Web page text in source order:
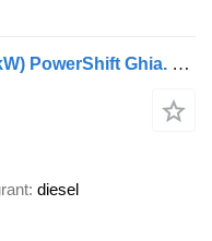
Ford Galaxy 2.0 TDCi DPF (120kW) PowerShift Ghia. FINANCOVANIE/PROTI
diesel